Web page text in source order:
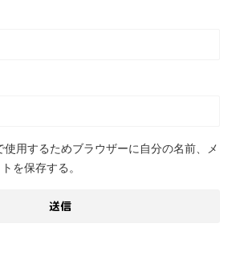
使用するためブラウザーに自分の名前、メ
を保存する。